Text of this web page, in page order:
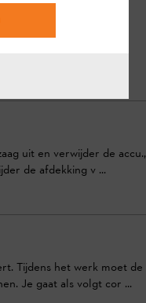
de onderdelen en het
gebruiksaanwijzi ...
uit en verwijder de accu.,
de afdekking v ...
Tijdens het werk moet de
Je gaat als volgt cor ...